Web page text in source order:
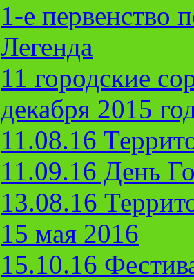
1-е первенство
Легенда
11 городские
декабря 2015
11.08.16
11.09.16 День
13.08.16
15 мая 2016
15.10.16